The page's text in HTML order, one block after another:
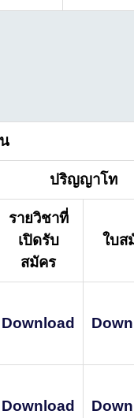
ปริญญาโท
รายวิชาที่
เปิดรับ
สมัคร
ใบส
Download
Download